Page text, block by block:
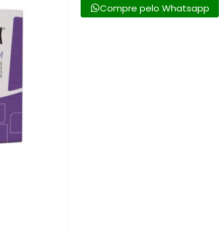
Compre pelo Whatsapp